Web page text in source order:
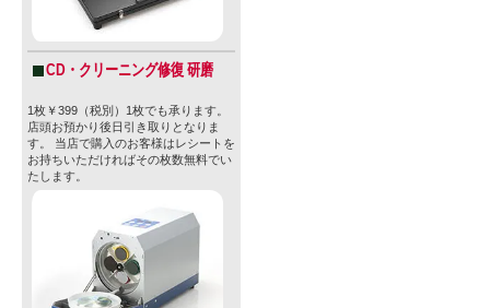
CD・クリーニング修復 研磨
1枚￥399（税別）1枚でも承ります。
店頭お預かり後日引き取りとなりま
す。 当店で購入のお客様はレシートを
お持ちいただければその枚数無料でい
たします。